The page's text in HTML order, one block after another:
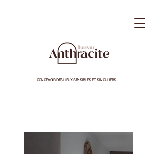
CONCEVOIR DES LIEUX SENSIBLES ET SINGULIERS